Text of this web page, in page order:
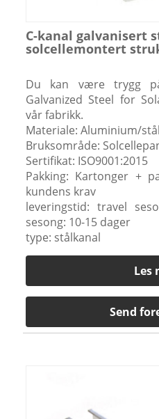
C-kanal galvanisert
solcellemontert
Du kan være trygg
Galvanized Steel for
vår fabrikk.
Materiale: Aluminium/stål
Bruksområde:
Sertifikat: ISO9001:2015
Pakking: Kartonger +
kundens krav
leveringstid: travel
sesong: 10-15 dager
type: stålkanal
Les
Send